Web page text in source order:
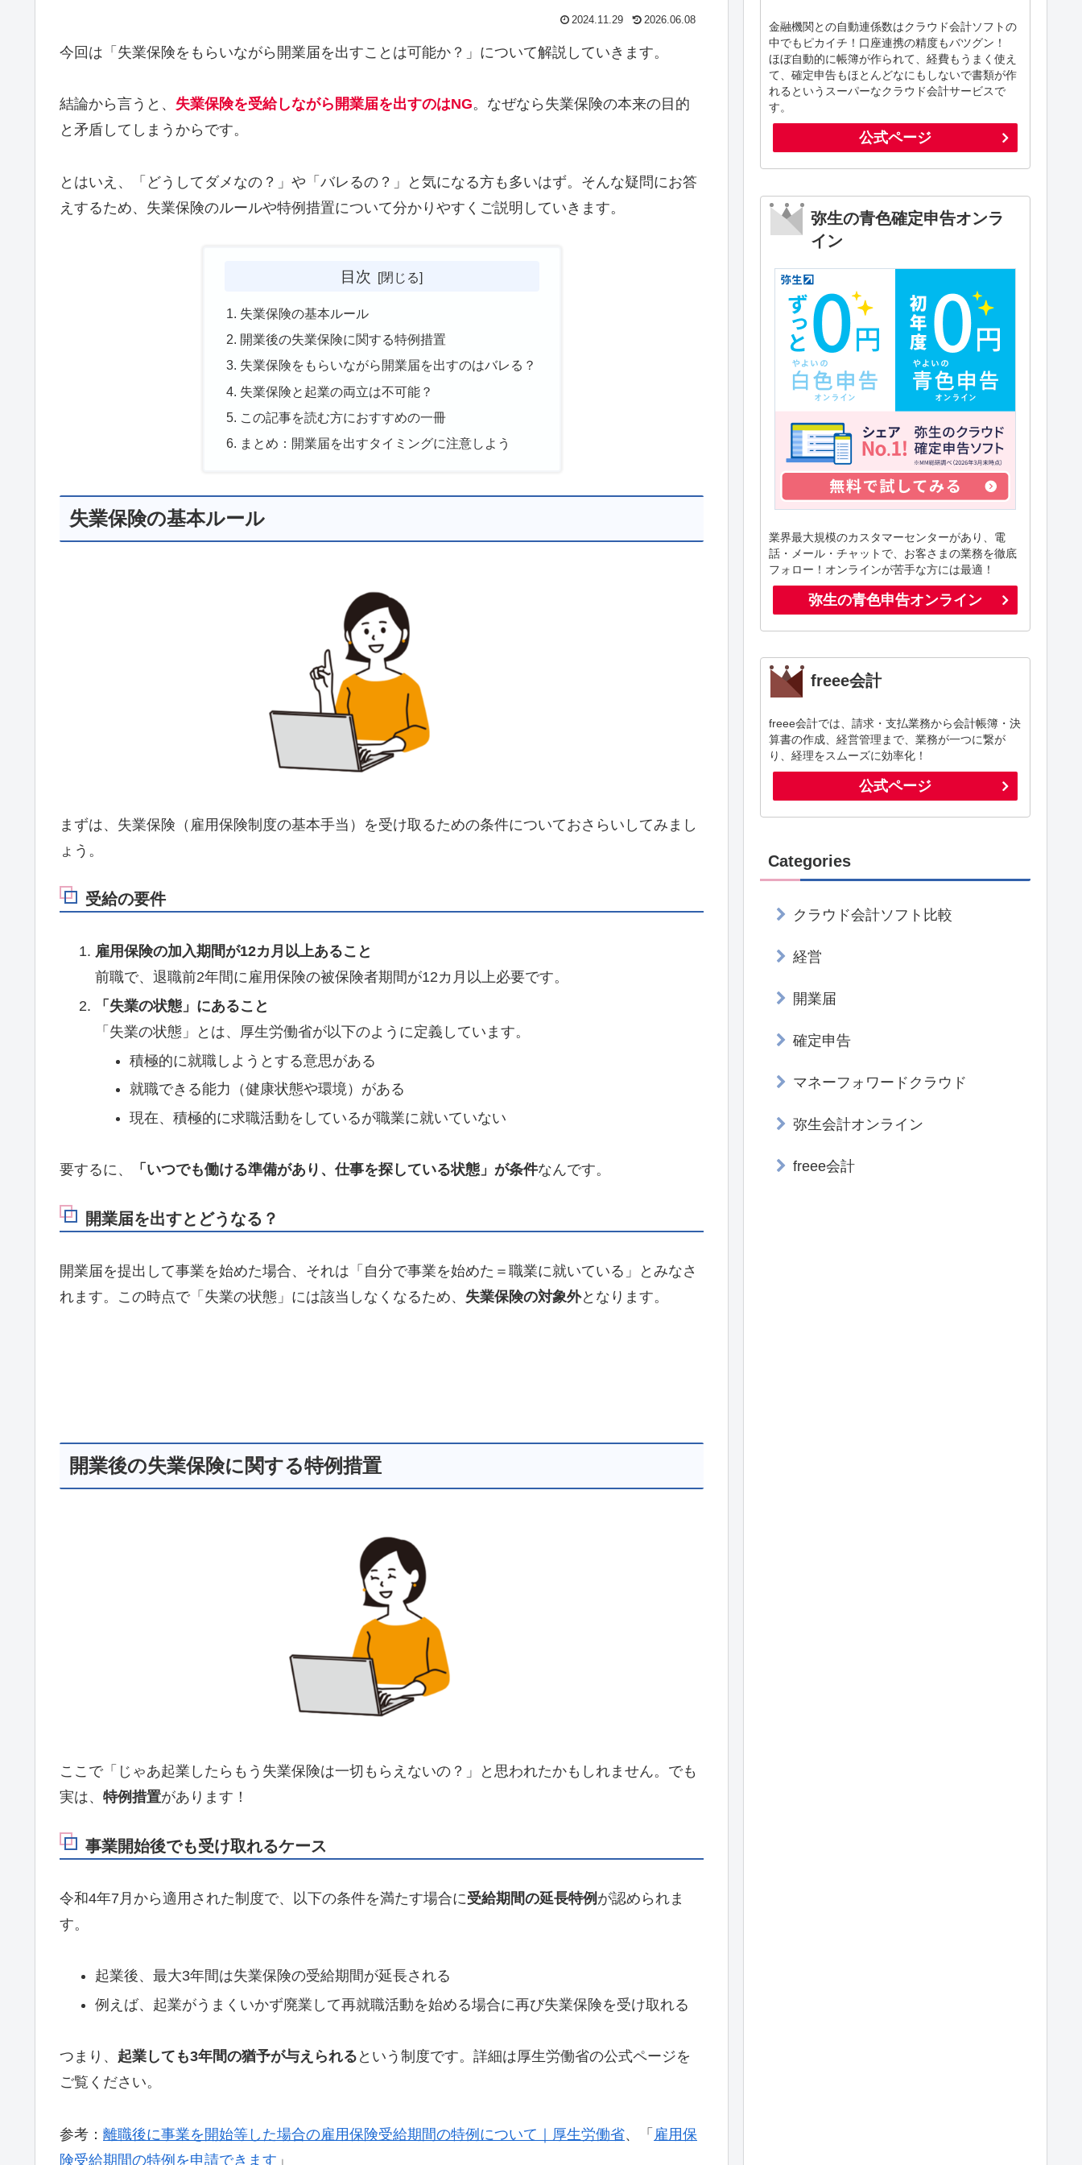
2024.11.29 2026.06.08
今回は「失業保険をもらいながら開業届を出すことは可能か？」について解説していきます。
結論から言うと、 失業保険を受給しながら開業届を出すのはNG。なぜなら失業保険の本来の目的
と矛盾してしまうからです。
とはいえ、「どうしてダメなの？」や「バレるの？」と気になる方も多いはず。そんな疑問にお答
えするため、失業保険のルールや特例措置について分かりやすくご説明していきます。
目次
失業保険の基本ルール
開業後の失業保険に関する特例措置
失業保険をもらいながら開業届を出すのはバレる？
失業保険と起業の両立は不可能？
この記事を読む方におすすめの一冊
まとめ：開業届を出すタイミングに注意しよう
失業保険の基本ルール
まずは、失業保険（雇用保険制度の基本手当）を受け取るための条件についておさらいしてみまし
ょう。
受給の要件
雇用保険の加入期間が12カ月以上あること
前職で、退職前2年間に雇用保険の被保険者期間が12カ月以上必要です。
「失業の状態」にあること
「失業の状態」とは、厚生労働省が以下のように定義しています。
積極的に就職しようとする意思がある
就職できる能力（健康状態や環境）がある
現在、積極的に求職活動をしているが職業に就いていない
要するに、 「いつでも働ける準備があり、仕事を探している状態」が条件なんです。
開業届を出すとどうなる？
開業届を提出して事業を始めた場合、それは「自分で事業を始めた＝職業に就いている」とみなさ
れます。この時点で「失業の状態」には該当しなくなるため、 失業保険の対象外となります。
開業後の失業保険に関する特例措置
ここで「じゃあ起業したらもう失業保険は一切もらえないの？」と思われたかもしれません。でも
実は、 特例措置があります！
事業開始後でも受け取れるケース
令和4年7月から適用された制度で、以下の条件を満たす場合に受給期間の延長特例 が認められま
す。
起業後、最大3年間は失業保険の受給期間が延長される
例えば、起業がうまくいかず廃業して再就職活動を始める場合に再び失業保険を受け取れる
つまり、 起業しても3年間の猶予が与えられる という制度です。詳細は厚生労働省の公式ページを
ご覧ください。
参考： 離職後に事業を開始等した場合の雇用保険受給期間の特例について｜厚生労働省、「 雇用保
険受給期間の特例を申請できます 」
金融機関との自動連係数はクラウド会計ソフトの
中でもピカイチ！口座連携の精度もバツグン！
ほぼ自動的に帳簿が作られて、経費もうまく使え
て、確定申告もほとんどなにもしないで書類が作
れるというスーパーなクラウド会計サービスで
す。
公式ページ
弥生の青色確定申告オンラ
イン
業界最大規模のカスタマーセンターがあり、電
話・メール・チャットで、お客さまの業務を徹底
フォロー！オンラインが苦手な方には最適！
弥生の青色申告オンライン
freee会計
freee会計では、請求・支払業務から会計帳簿・決
算書の作成、経営管理まで、業務が一つに繋が
り、経理をスムーズに効率化！
公式ページ
Categories
クラウド会計ソフト比較
経営
開業届
確定申告
マネーフォワードクラウド
弥生会計オンライン
freee会計